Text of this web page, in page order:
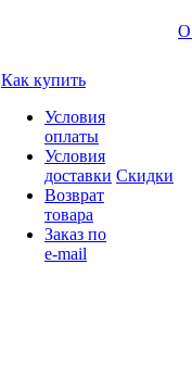
Как купить
Условия
оплаты
Условия
доставки
Возврат
товара
Заказ по
e-mail
Скидки
О